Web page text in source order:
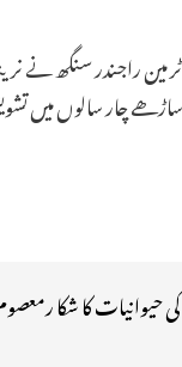
راجندر سنگھ نے
چار سالوں میں
حیوانیات کا شکا